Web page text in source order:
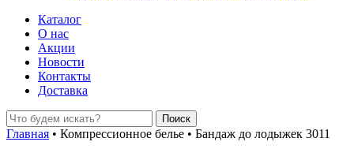
Каталог
О нас
Акции
Новости
Контакты
Доставка
Главная • Компрессионное белье • Бандаж до лодыжек 3011